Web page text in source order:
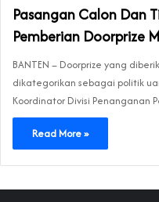
Pasangan Calon Dan
Pemberian Doorprize
BANTEN – Doorprize yang
dikategorikan sebagai politik
Koordinator Divisi Penanganan
Read More »